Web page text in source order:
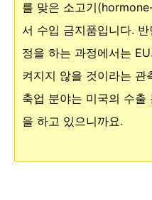
를 맞은 소고기
서 수입 금지품입니다.
정을 하는 과정에서는
켜지지 않을 것이라는 관
축업 분야는 미국의 수
을 하고 있으니까요.